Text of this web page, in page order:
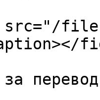
src="/
перевод